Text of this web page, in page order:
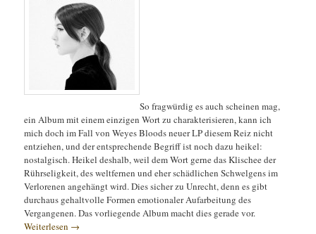
So fragwürdig es auch scheinen mag,
ein Album mit einem einzigen Wort zu charakterisieren, kann ich
mich doch im Fall von Weyes Bloods neuer LP diesem Reiz nicht
entziehen, und der entsprechende Begriff ist noch dazu heikel:
nostalgisch. Heikel deshalb, weil dem Wort gerne das Klischee der
Rührseligkeit, des weltfernen und eher schädlichen Schwelgens im
Verlorenen angehängt wird. Dies sicher zu Unrecht, denn es gibt
durchaus gehaltvolle Formen emotionaler Aufarbeitung des
Vergangenen. Das vorliegende Album macht dies gerade vor.
Weiterlesen →